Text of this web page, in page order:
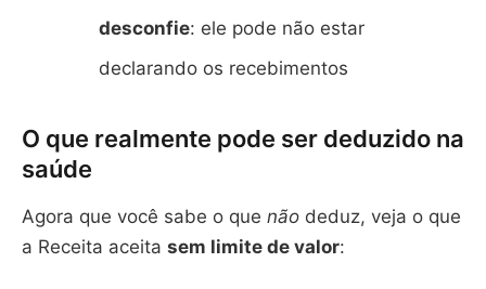
desconfie: ele pode não estar
declarando os recebimentos
O que realmente pode ser deduzido na
saúde
Agora que você sabe o que não deduz, veja o que
a Receita aceita sem limite de valor: